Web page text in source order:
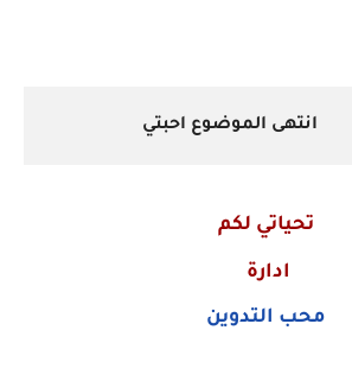
انتهى الموضوع احبتي
تحياتي لكم
ادارة
محب التدوين